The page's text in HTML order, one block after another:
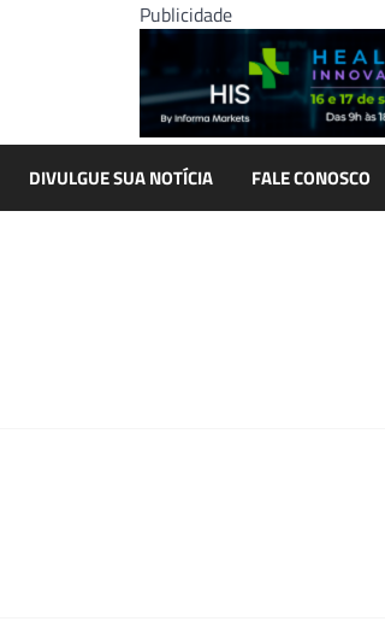
Publicidade
DIVULGUE SUA NOTÍCIA FALE CONOSCO